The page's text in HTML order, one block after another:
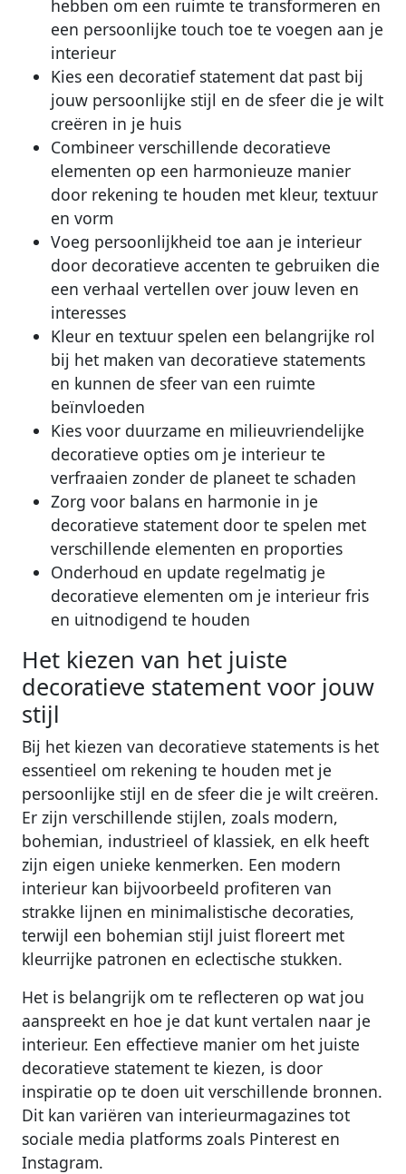
hebben om een ruimte te transformeren en
een persoonlijke touch toe te voegen aan je
interieur
Kies een decoratief statement dat past bij
jouw persoonlijke stijl en de sfeer die je wilt
creëren in je huis
Combineer verschillende decoratieve
elementen op een harmonieuze manier
door rekening te houden met kleur, textuur
en vorm
Voeg persoonlijkheid toe aan je interieur
door decoratieve accenten te gebruiken die
een verhaal vertellen over jouw leven en
interesses
Kleur en textuur spelen een belangrijke rol
bij het maken van decoratieve statements
en kunnen de sfeer van een ruimte
beïnvloeden
Kies voor duurzame en milieuvriendelijke
decoratieve opties om je interieur te
verfraaien zonder de planeet te schaden
Zorg voor balans en harmonie in je
decoratieve statement door te spelen met
verschillende elementen en proporties
Onderhoud en update regelmatig je
decoratieve elementen om je interieur fris
en uitnodigend te houden
Het kiezen van het juiste
decoratieve statement voor jouw
stijl
Bij het kiezen van decoratieve statements is het
essentieel om rekening te houden met je
persoonlijke stijl en de sfeer die je wilt creëren.
Er zijn verschillende stijlen, zoals modern,
bohemian, industrieel of klassiek, en elk heeft
zijn eigen unieke kenmerken. Een modern
interieur kan bijvoorbeeld profiteren van
strakke lijnen en minimalistische decoraties,
terwijl een bohemian stijl juist floreert met
kleurrijke patronen en eclectische stukken.
Het is belangrijk om te reflecteren op wat jou
aanspreekt en hoe je dat kunt vertalen naar je
interieur. Een effectieve manier om het juiste
decoratieve statement te kiezen, is door
inspiratie op te doen uit verschillende bronnen.
Dit kan variëren van interieurmagazines tot
sociale media platforms zoals Pinterest en
Instagram.